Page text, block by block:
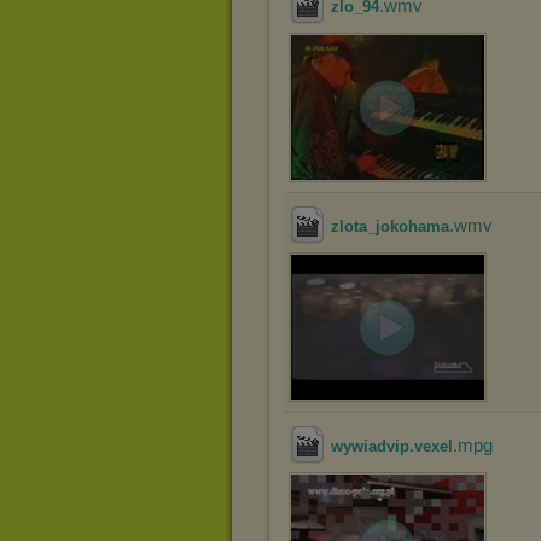
zlo_94.wmv
zlota_jokohama.wmv
wywiadvip.vexel .mpg